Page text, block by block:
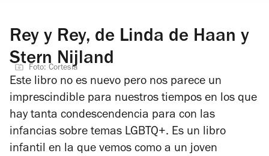
Rey y Rey, de Linda de Haan y
Stern Nijland
Foto: Cortesía
Este libro no es nuevo pero nos parece un
imprescindible para nuestros tiempos en los que
hay tanta condescendencia para con las
infancias sobre temas LGBTQ+. Es un libro
infantil en la que vemos como a un joven